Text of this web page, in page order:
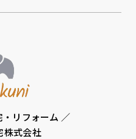
リフォーム ／
株式会社